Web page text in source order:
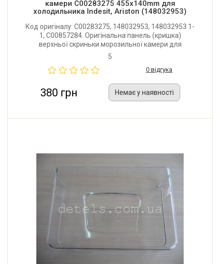
камери C00283275 455x140mm для
холодильника Indesit, Ariston (148032953)
Код оригіналу: C00283275, 148032953, 148032953 1-
1, C00857284. Оригінальна панель (кришка)
верхньої скриньки морозильної камери для
холодильника Indesit, Ariston. Розмір: 455x140 мм.
5
0 відгука
380 грн Немає у наявності